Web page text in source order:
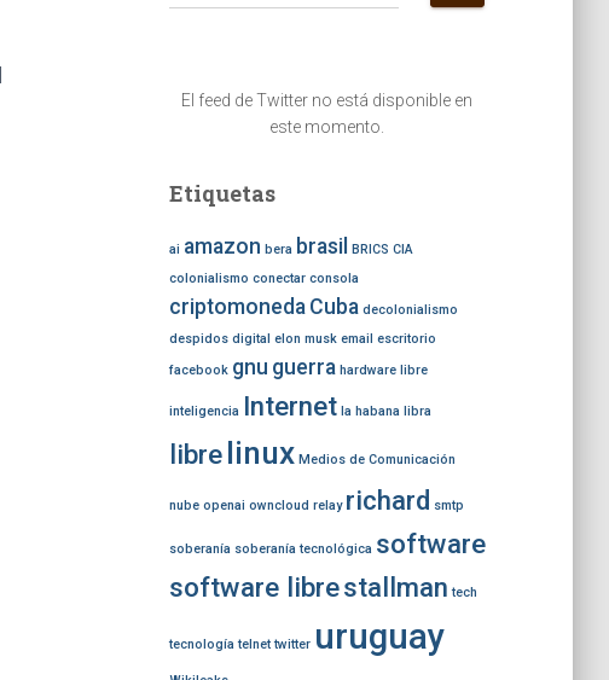
u
El feed de Twitter no está disponible en
este momento.
Etiquetas
ai amazon bera brasil BRICS CIA
colonialismo conectar consola
criptomoneda Cuba decolonialismo
despidos digital elon musk email escritorio
facebook gnu guerra hardware libre
inteligencia Internet la habana libra
libre linux Medios de Comunicación
nube openai owncloud relay richard smtp
soberanía soberanía tecnológica software
software librestallman tech
tecnología telnet twitter uruguay